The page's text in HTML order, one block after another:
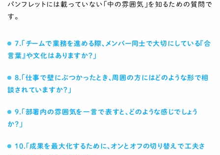
パンフレットには載っていない「中の雰囲気」を知るための質問で
す。
7.「チームで業務を進める際、メンバー同士で大切にしている『合
言葉』や文化はありますか？」
8.「仕事で壁にぶつかったとき、周囲の方にはどのような形で相
談されていますか？」
9.「部署内の雰囲気を一言で表すと、どのような感じでしょう
か？」
10.「成果を最大化するために、オンとオフの切り替えで工夫さ